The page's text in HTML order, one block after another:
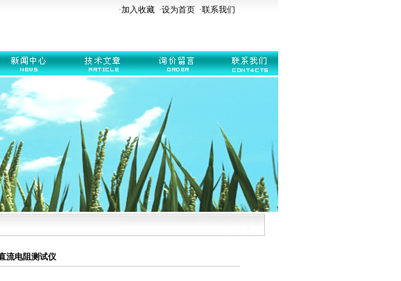
·加入收藏 ·设为首页 ·联系我们
流电阻测试仪